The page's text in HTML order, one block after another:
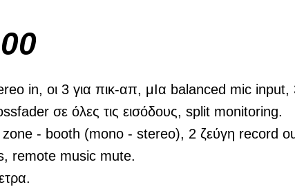
in, oι 3 για πικ-απ, μΙα balanced mic
σε όλες τις εισόδους, split monitoring.
- booth (mono - stereo), 2 ζεύγη record
remote music mute.